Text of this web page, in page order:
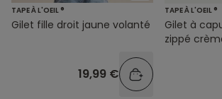
TAPE À L'OEIL ®
Gilet fille droit jaune volanté
19,99 €
TAPE À L'OEIL ®
Gilet à
zippé